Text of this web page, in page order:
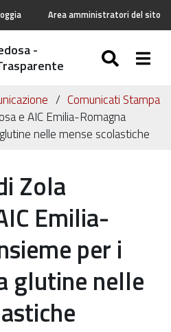
Area amministratori del sito
-
Comunicati Stampa
e AIC Emilia-Romagna
nelle mense scolastiche
Zola
Emilia-
per i
glutine nelle